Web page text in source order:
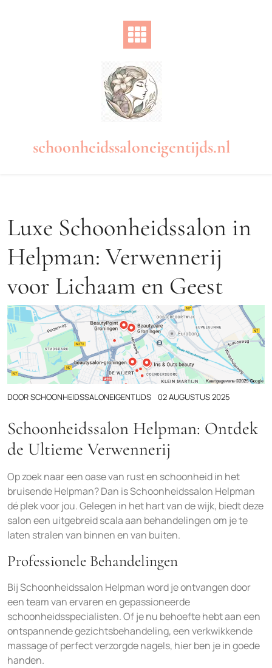
schoonheidssaloneigentijds.nl
Luxe Schoonheidssalon in
Helpman: Verwennerij
voor Lichaam en Geest
DOORSCHOONHEIDSSALONEIGENTIJDS 02 AUGUSTUS 2025
Schoonheidssalon Helpman: Ontdek
de Ultieme Verwennerij
Op zoek naar een oase van rust en schoonheid in het
bruisende Helpman? Dan is Schoonheidssalon Helpman
dé plek voor jou. Gelegen in het hart van de wijk, biedt deze
salon een uitgebreid scala aan behandelingen om je te
laten stralen van binnen en van buiten.
Professionele Behandelingen
Bij Schoonheidssalon Helpman word je ontvangen door
een team van ervaren en gepassioneerde
schoonheidsspecialisten. Of je nu behoefte hebt aan een
ontspannende gezichtsbehandeling, een verkwikkende
massage of perfect verzorgde nagels, hier ben je in goede
handen.